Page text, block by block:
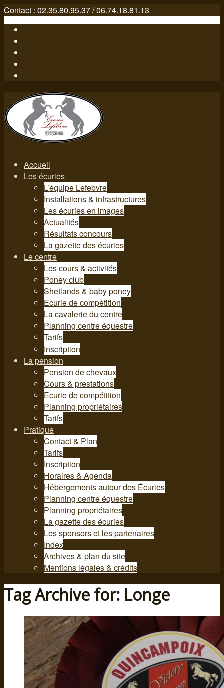
Contact : 02.35.80.95.37 / 06.74.18.81.13
Accueil
Les écuries
L’équipe Lefebvre
Installations & infrastructures
Les écuries en images
Actualités
Résultats concours
La gazette des écuries
Le centre
Les cours & activités
Poney club
Shetlands & baby poney
Ecurie de compétition
La cavalerie du centre
Planning centre équestre
Tarifs
Inscription
La pension
Pension de chevaux
Cours & prestations
Ecurie de compétition
Planning propriétaires
Tarifs
Pratique
Contact & Plan
Tarifs
Inscription
Horaires & Agenda
Hébergements autour des Écuries
Planning centre équestre
Planning propriétaires
La gazette des écuries
Les sponsors et les partenaires
Index
Archives & plan du site
Mentions légales & crédits
Tag Archive for: Longe